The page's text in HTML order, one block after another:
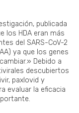
publicada
los HDA eran más
del SARS-CoV-2
ya que los genes
Debido a
descubiertos
paxlovid y
evaluar la eficacia